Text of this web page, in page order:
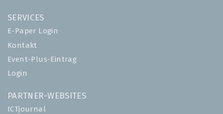
SERVICES
E-Paper Login
Kontakt
Event-Plus-Eintrag
Login
PARTNER-WEBSITES
ICTjournal